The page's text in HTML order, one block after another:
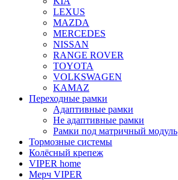
LEXUS
MAZDA
MERCEDES
NISSAN
RANGE ROVER
TOYOTA
VOLKSWAGEN
KAMAZ
Переходные рамки
Адаптивные рамки
Не адаптивные рамки
Рамки под матричный модуль
Тормозные системы
Колёсный крепеж
VIPER home
Мерч VIPER